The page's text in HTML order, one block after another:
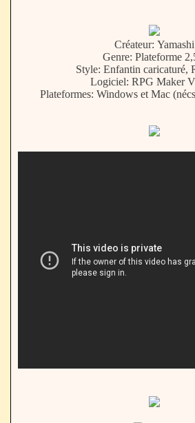
Créateur: Yamashi
Genre: Plateforme
Style: Enfantin caricaturé,
Logiciel: RPG Maker
Plateformes: Windows et Mac